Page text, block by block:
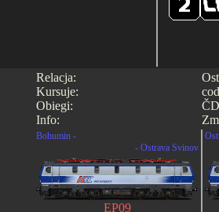
Relacja:
Kursuje:
Obiegi:
Info:
Bohumin -
- Ostrava Svinov
EP09